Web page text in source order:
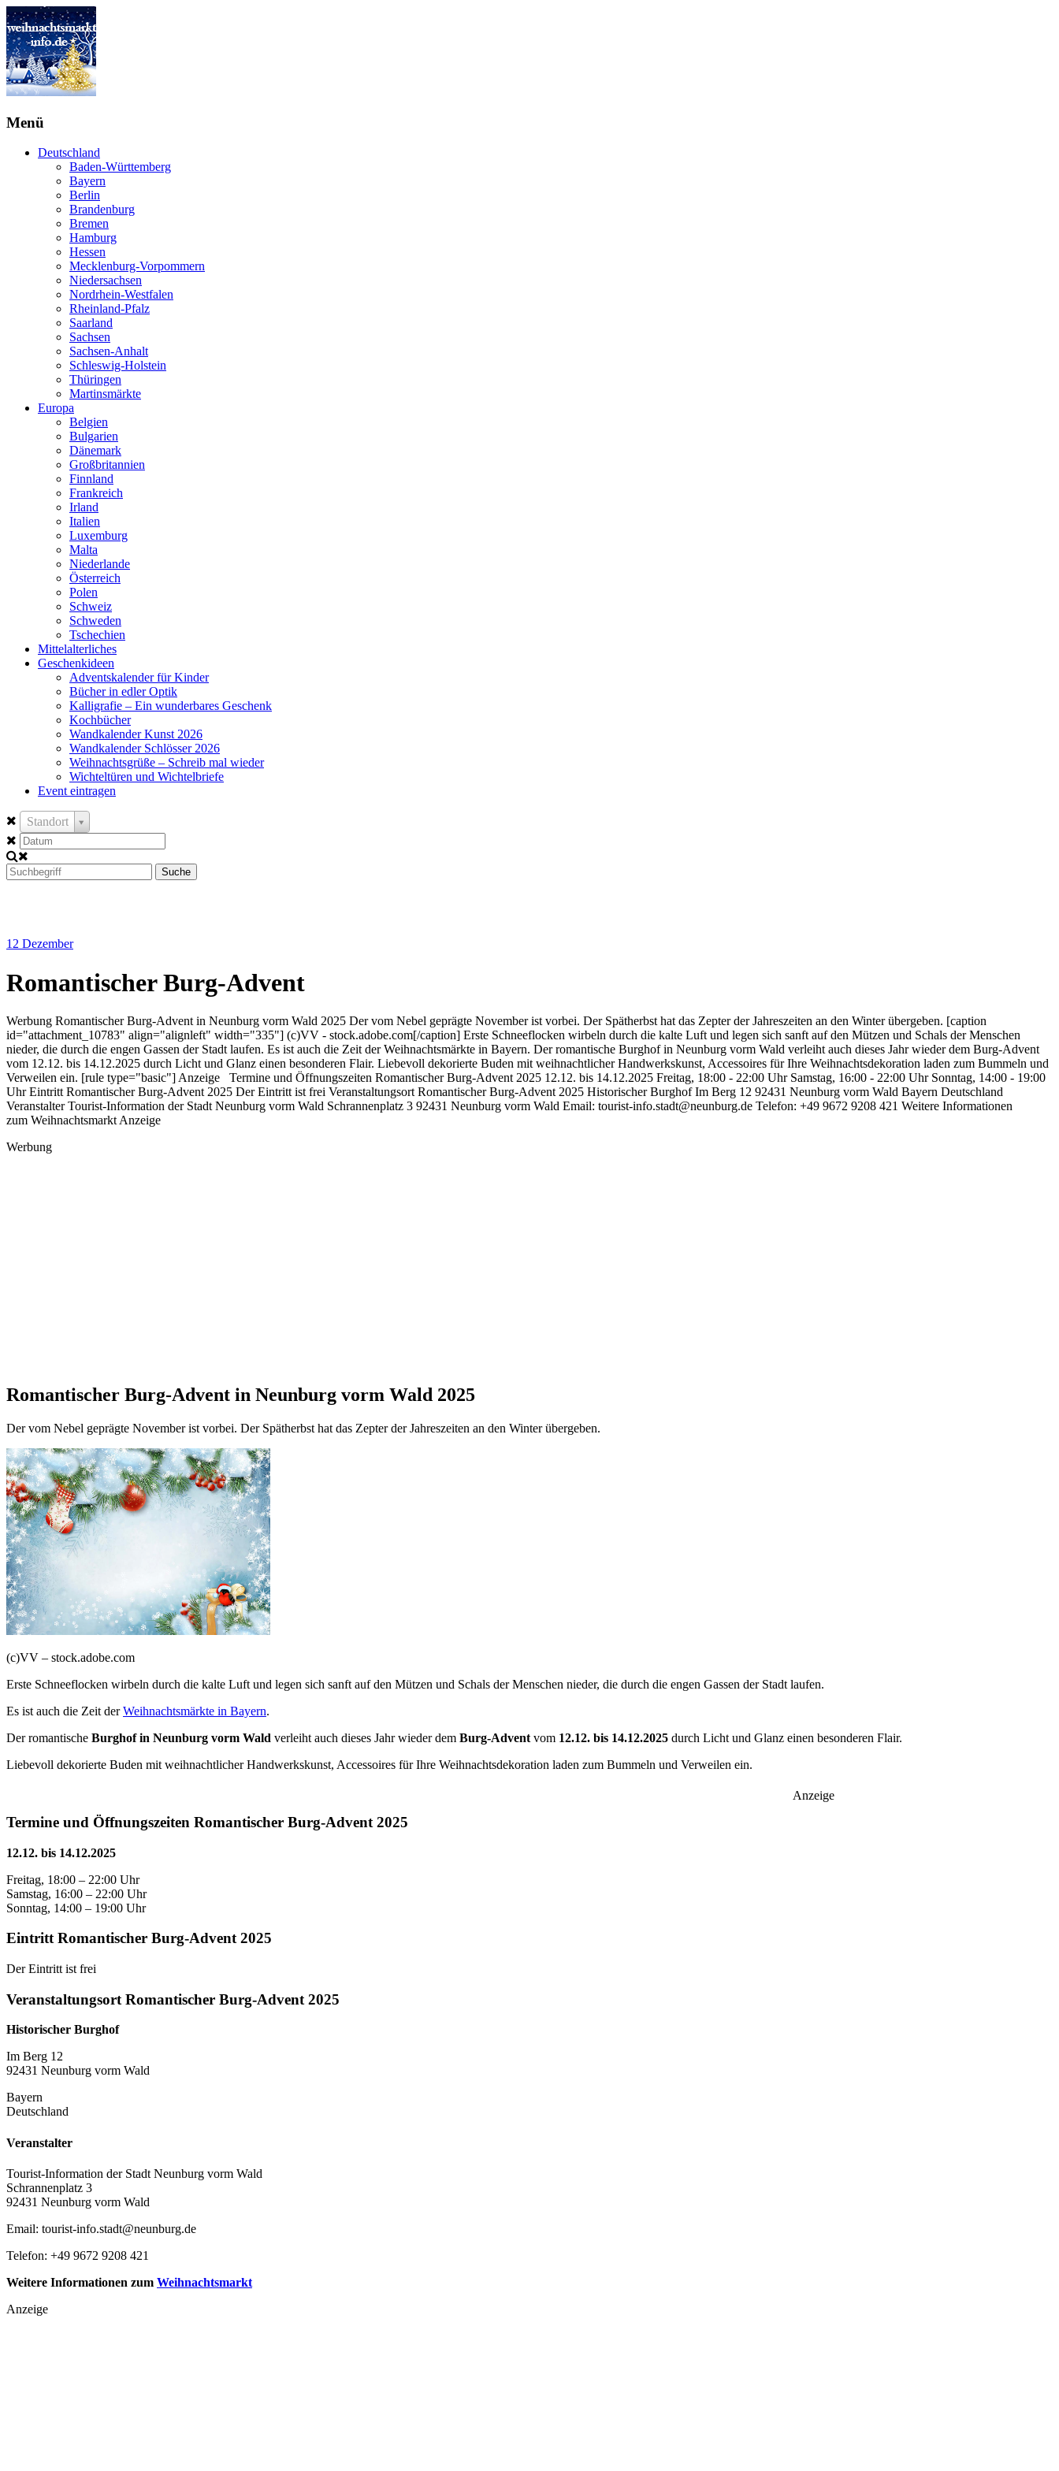
Menü
Deutschland
Baden-Württemberg
Bayern
Berlin
Brandenburg
Bremen
Hamburg
Hessen
Mecklenburg-Vorpommern
Niedersachsen
Nordrhein-Westfalen
Rheinland-Pfalz
Saarland
Sachsen
Sachsen-Anhalt
Schleswig-Holstein
Thüringen
Martinsmärkte
Europa
Belgien
Bulgarien
Dänemark
Großbritannien
Finnland
Frankreich
Irland
Italien
Luxemburg
Malta
Niederlande
Österreich
Polen
Schweiz
Schweden
Tschechien
Mittelalterliches
Geschenkideen
Adventskalender für Kinder
Bücher in edler Optik
Kalligrafie – Ein wunderbares Geschenk
Kochbücher
Wandkalender Kunst 2026
Wandkalender Schlösser 2026
Weihnachtsgrüße – Schreib mal wieder
Wichteltüren und Wichtelbriefe
Event eintragen
Standort
Suche
12 Dezember
Romantischer Burg-Advent
Werbung Romantischer Burg-Advent in Neunburg vorm Wald 2025 Der vom Nebel geprägte November ist vorbei. Der Spätherbst hat das Zepter der Jahreszeiten an den Winter übergeben. [caption
id="attachment_10783" align="alignleft" width="335"] (c)VV - stock.adobe.com[/caption] Erste Schneeflocken wirbeln durch die kalte Luft und legen sich sanft auf den Mützen und Schals der Menschen
nieder, die durch die engen Gassen der Stadt laufen. Es ist auch die Zeit der Weihnachtsmärkte in Bayern. Der romantische Burghof in Neunburg vorm Wald verleiht auch dieses Jahr wieder dem Burg-Advent
vom 12.12. bis 14.12.2025 durch Licht und Glanz einen besonderen Flair. Liebevoll dekorierte Buden mit weihnachtlicher Handwerkskunst, Accessoires für Ihre Weihnachtsdekoration laden zum Bummeln und
Verweilen ein. [rule type="basic"] Anzeige Termine und Öffnungszeiten Romantischer Burg-Advent 2025 12.12. bis 14.12.2025 Freitag, 18:00 - 22:00 Uhr Samstag, 16:00 - 22:00 Uhr Sonntag, 14:00 - 19:00
Uhr Eintritt Romantischer Burg-Advent 2025 Der Eintritt ist frei Veranstaltungsort Romantischer Burg-Advent 2025 Historischer Burghof Im Berg 12 92431 Neunburg vorm Wald Bayern Deutschland
Veranstalter Tourist-Information der Stadt Neunburg vorm Wald Schrannenplatz 3 92431 Neunburg vorm Wald Email: tourist-info.stadt@neunburg.de Telefon: +49 9672 9208 421 Weitere Informationen
zum Weihnachtsmarkt Anzeige
Werbung
Romantischer Burg-Advent in Neunburg vorm Wald 2025
Der vom Nebel geprägte November ist vorbei. Der Spätherbst hat das Zepter der Jahreszeiten an den Winter übergeben.
(c)VV – stock.adobe.com
Erste Schneeflocken wirbeln durch die kalte Luft und legen sich sanft auf den Mützen und Schals der Menschen nieder, die durch die engen Gassen der Stadt laufen.
Es ist auch die Zeit derWeihnachtsmärkte in Bayern.
Der romantische Burghof in Neunburg vorm Wald verleiht auch dieses Jahr wieder dem Burg-Advent vom 12.12. bis 14.12.2025 durch Licht und Glanz einen besonderen Flair.
Liebevoll dekorierte Buden mit weihnachtlicher Handwerkskunst, Accessoires für Ihre Weihnachtsdekoration laden zum Bummeln und Verweilen ein.
Anzeige
Termine und Öffnungszeiten Romantischer Burg-Advent 2025
12.12. bis 14.12.2025
Freitag, 18:00 – 22:00 Uhr
Samstag, 16:00 – 22:00 Uhr
Sonntag, 14:00 – 19:00 Uhr
Eintritt Romantischer Burg-Advent 2025
Der Eintritt ist frei
Veranstaltungsort Romantischer Burg-Advent 2025
Historischer Burghof
Im Berg 12
92431 Neunburg vorm Wald
Bayern
Deutschland
Veranstalter
Tourist-Information der Stadt Neunburg vorm Wald
Schrannenplatz 3
92431 Neunburg vorm Wald
Email: tourist-info.stadt@neunburg.de
Telefon: +49 9672 9208 421
Weitere Informationen zum Weihnachtsmarkt
Anzeige